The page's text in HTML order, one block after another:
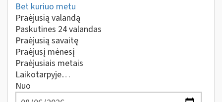
Bet kuriuo metu
Praėjusią valandą
Paskutines 24 valandas
Praėjusią savaitę
Praėjusį mėnesį
Praėjusiais metais
Laikotarpyje…
Nuo